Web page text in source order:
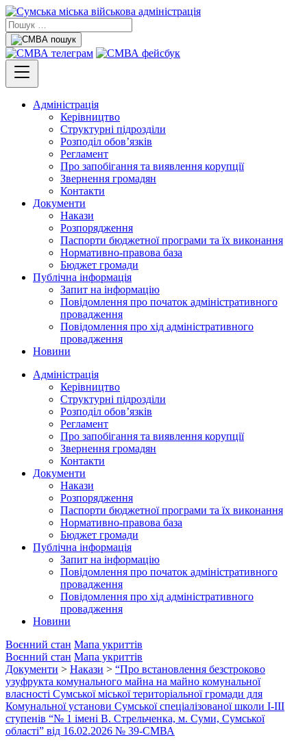
Адміністрація
Керівництво
Структурні підрозділи
Розподіл обов’язків
Регламент
Про запобігання та виявлення корупції
Звернення громадян
Контакти
Документи
Накази
Розпорядження
Паспорти бюджетної програми та їх виконання
Нормативно-правова база
Бюджет громади
Публічна інформація
Запит на інформацію
Повідомлення про початок адміністративного
провадження
Повідомлення про хід адміністративного
провадження
Новини
Адміністрація
Керівництво
Структурні підрозділи
Розподіл обов’язків
Регламент
Про запобігання та виявлення корупції
Звернення громадян
Контакти
Документи
Накази
Розпорядження
Паспорти бюджетної програми та їх виконання
Нормативно-правова база
Бюджет громади
Публічна інформація
Запит на інформацію
Повідомлення про початок адміністративного
провадження
Повідомлення про хід адміністративного
провадження
Новини
Воєнний стан Мапа укриттів
Воєнний стан Мапа укриттів
Документи > Накази > “Про встановлення безстроково
узуфрукта комунального майна на майно комунальної
власності Сумської міської територіальної громади для
Комунальної установи Сумської спеціалізованої школи І-ІІІ
ступенів “№ 1 імені В. Стрельченка, м. Суми, Сумської
області” від 16.02.2026 № 39-СМВА